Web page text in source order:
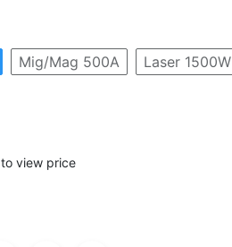
Mig/Mag 500A Laser 1500W
to view price